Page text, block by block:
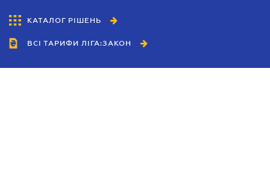
КАТАЛОГ РІШЕНЬ
ВСІ ТАРИФИ ЛІГА:ЗАКОН